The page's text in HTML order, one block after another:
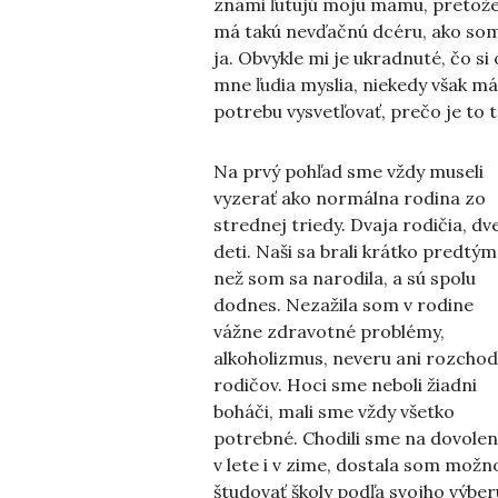
má takú nevďačnú dcéru, ako
ja. Obvykle mi je ukradnuté, čo si
mne ľudia myslia, niekedy však
potrebu vysvetľovať, prečo je to
Na prvý pohľad sme vždy museli
vyzerať ako normálna rodina zo
strednej triedy. Dvaja rodičia,
deti. Naši sa brali krátko
než som sa narodila, a sú spolu
dodnes. Nezažila som v rodine
vážne zdravotné problémy,
alkoholizmus, neveru ani rozchod
rodičov. Hoci sme neboli žiadni
boháči, mali sme vždy všetko
potrebné. Chodili sme na
v lete i v zime, dostala som
študovať školy podľa svojho